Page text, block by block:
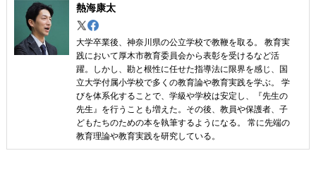
熱海康太
大学卒業後、神奈川県の公立学校で教鞭を取る。 教育実
践において厚木市教育委員会から表彰を受けるなど活
躍。しかし、勘と根性に任せた指導法に限界を感じ、国
立大学付属小学校で多くの教育論や教育実践を学ぶ。 学
びを体系化することで、学級や学校は安定し、『先生の
先生』を行うことも増えた。その後、教員や保護者、子
どもたちのための本を執筆するようになる。 常に先端の
教育理論や教育実践を研究している。